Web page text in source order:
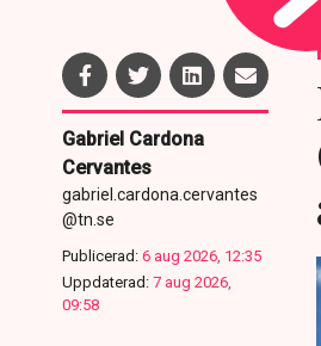
Gabriel Cardona
Cervantes
gabriel.cardona.cervantes
@tn.se
Publicerad: 6 aug 2026, 12:35
Uppdaterad: 7 aug 2026,
09:58